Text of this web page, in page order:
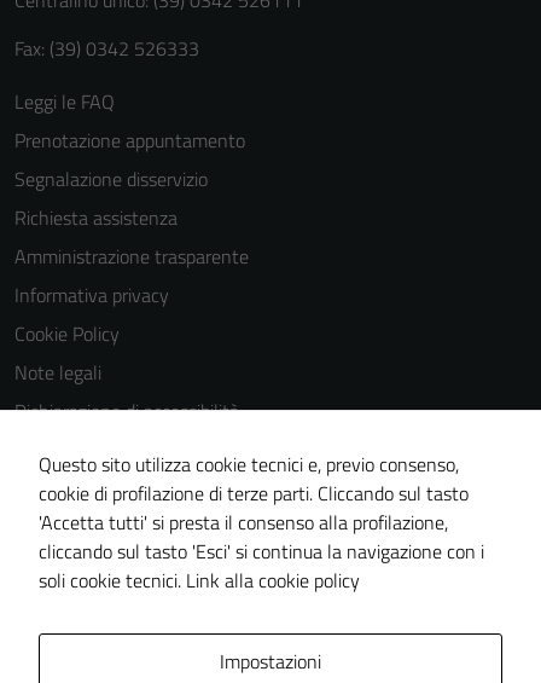
Fax: (39) 0342 526333
Leggi le FAQ
Prenotazione appuntamento
Segnalazione disservizio
Richiesta assistenza
Amministrazione trasparente
Informativa privacy
Cookie Policy
Note legali
Dichiarazione di accessibilità
Dichiarazione di accessibilità Servizi
Whistleblowing
Piano di miglioramento del sito
Area riservata
Questo sito utilizza cookie tecnici e, previo consenso,
cookie di profilazione di terze parti. Cliccando sul tasto
'Accetta tutti' si presta il consenso alla profilazione,
cliccando sul tasto 'Esci' si continua la navigazione con i
soli cookie tecnici. Link alla cookie policy
Impostazioni